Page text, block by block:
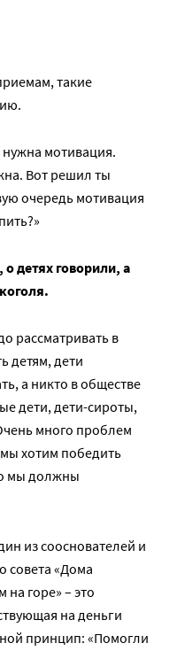
такие
мотивация.
Вот решил ты
очередь мотивация
детях говорили, а
рассматривать в
детям, дети
а никто в обществе
дети, дети-сироты,
много проблем
хотим победить
мы должны
из сооснователей и
совета «Дома
горе» – это
на деньги
принцип: «Помогли